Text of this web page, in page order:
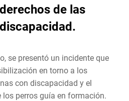
de las
se presentó un incidente que
en torno a los
con discapacidad y el
perros guía en formación.